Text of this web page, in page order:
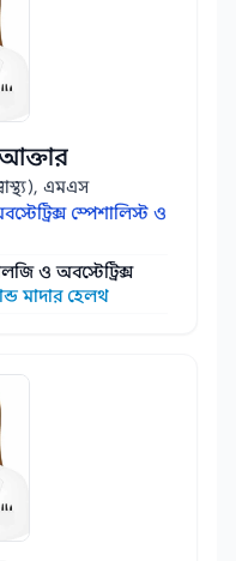
আক্তার
এমএস
স্পেশালিস্ট ও
ও অবস্টেট্রিক্স
মাদার হেলথ